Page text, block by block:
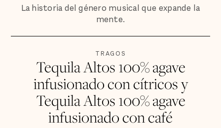
La historia del género musical que expande la
mente.
TRAGOS
Tequila Altos 100% agave
infusionado con cítricos y
Tequila Altos 100% agave
infusionado con café